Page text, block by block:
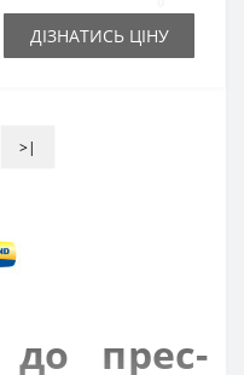
ДІЗНАТИСЬ ЦІНУ
>|
до прес-